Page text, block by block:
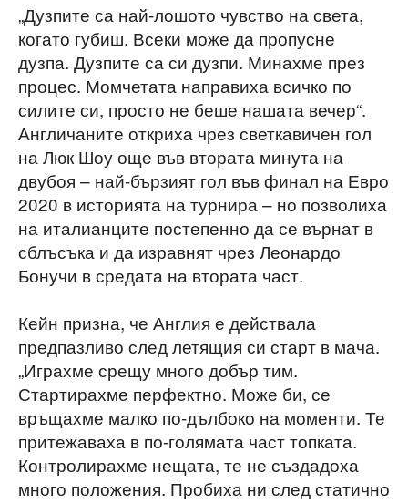
„Дузпите са най-лошото чувство на света,
когато губиш. Всеки може да пропусне
дузпа. Дузпите са си дузпи. Минахме през
процес. Момчетата направиха всичко по
силите си, просто не беше нашата вечер“.
Англичаните откриха чрез светкавичен гол
на Люк Шоу още във втората минута на
двубоя – най-бързият гол във финал на Евро
2020 в историята на турнира – но позволиха
на италианците постепенно да се върнат в
сблъсъка и да изравнят чрез Леонардо
Бонучи в средата на втората част.
Кейн призна, че Англия е действала
предпазливо след летящия си старт в мача.
„Играхме срещу много добър тим.
Стартирахме перфектно. Може би, се
връщахме малко по-дълбоко на моменти. Те
притежаваха в по-голямата част топката.
Контролирахме нещата, те не създадоха
много положения. Пробиха ни след статично